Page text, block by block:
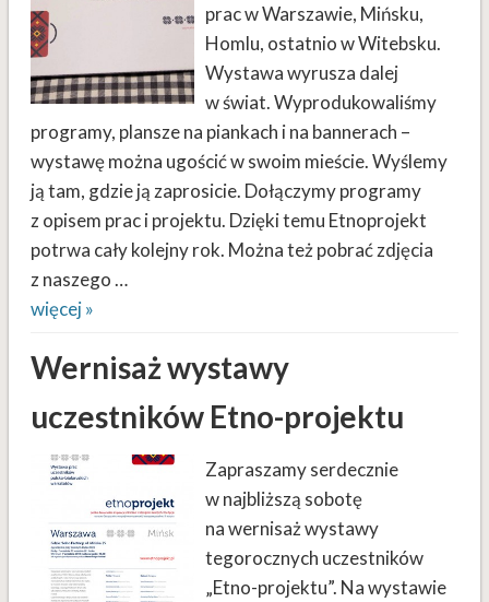
prac w Warszawie, Mińsku,
Homlu, ostatnio w Witebsku.
Wystawa wyrusza dalej
w świat. Wyprodukowaliśmy
programy, plansze na piankach i na bannerach –
wystawę można ugościć w swoim mieście. Wyślemy
ją tam, gdzie ją zaprosicie. Dołączymy programy
z opisem prac i projektu. Dzięki temu Etnoprojekt
potrwa cały kolejny rok. Można też pobrać zdjęcia
z naszego …
więcej »
Wernisaż wystawy
uczestników Etno-projektu
Zapraszamy serdecznie
w najbliższą sobotę
na wernisaż wystawy
tegorocznych uczestników
„Etno-projektu”. Na wystawie